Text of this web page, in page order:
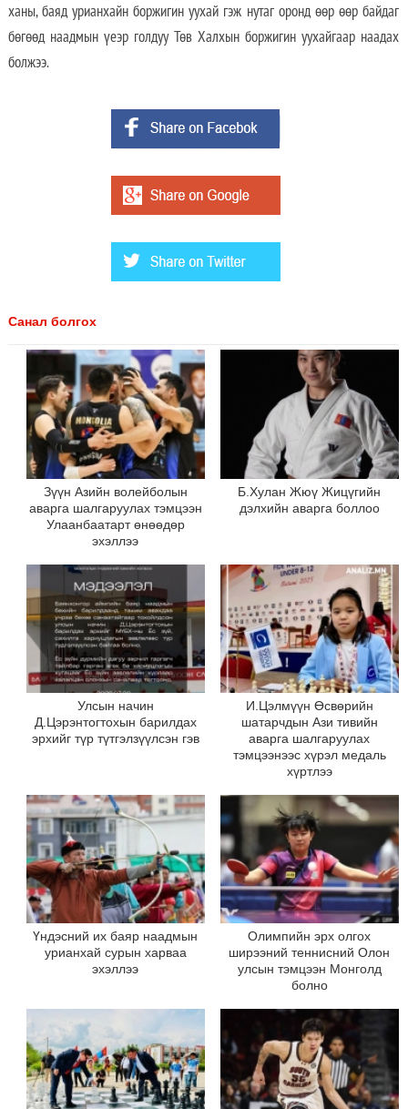
ханы, баяд урианхайн боржигин уухай гэж нутаг оронд өөр өөр байдаг
бөгөөд наадмын үеэр голдуу Төв Халхын боржигин уухайгаар наадах
болжээ.
Санал болгох
Зүүн Азийн волейболын
аварга шалгаруулах тэмцээн
Улаанбаатарт өнөөдөр
эхэллээ
Б.Хулан Жюү Жицүгийн
дэлхийн аварга боллоо
Улсын начин
Д.Цэрэнтогтохын барилдах
эрхийг түр түтгэлзүүлсэн гэв
И.Цэлмүүн Өсвөрийн
шатарчдын Ази тивийн
аварга шалгаруулах
тэмцээнээс хүрэл медаль
хүртлээ
Үндэсний их баяр наадмын
урианхай сурын харваа
эхэллээ
Олимпийн эрх олгох
ширээний теннисний Олон
улсын тэмцээн Монголд
болно